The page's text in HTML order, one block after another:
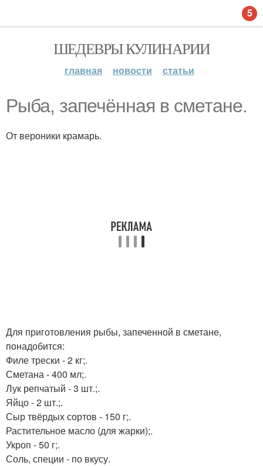
ШЕДЕВРЫ КУЛИНАРИИ
главная новости статьи
Рыба, запечённая в сметане.
От вероники крамарь.
Для приготовления рыбы, запеченной в сметане,
понадобится:
Филе трески - 2 кг;.
Сметана - 400 мл;.
Лук репчатый - 3 шт.;.
Яйцо - 2 шт.;.
Сыр твёрдых сортов - 150 г;.
Растительное масло (для жарки);.
Укроп - 50 г;.
Соль, специи - по вкусу.
5